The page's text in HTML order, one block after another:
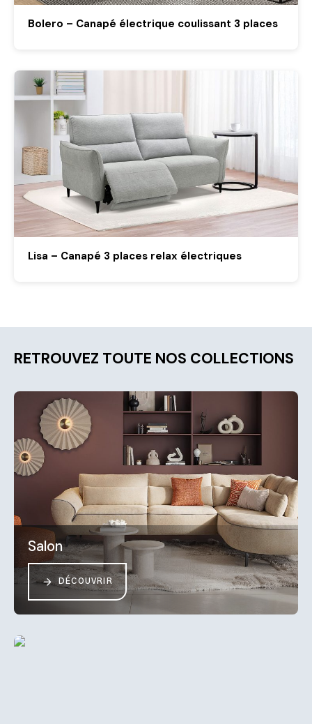
Bolero – Canapé électrique coulissant 3 places
Lisa – Canapé 3 places relax électriques
RETROUVEZ TOUTE NOS COLLECTIONS
Salon
DÉCOUVRIR